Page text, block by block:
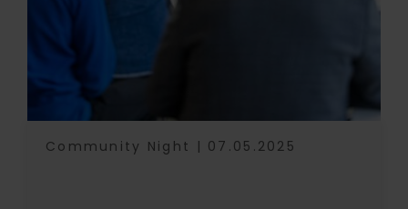
Community Night | 07.05.2025